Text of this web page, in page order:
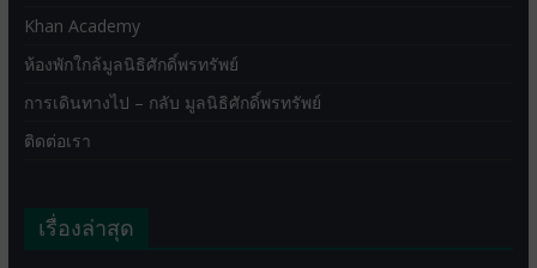
Khan Academy
ห้องพักใกล้มูลนิธิศักดิ์พรทรัพย์
การเดินทางไป – กลับ มูลนิธิศักดิ์พรทรัพย์
ติดต่อเรา
เรื่องล่าสุด